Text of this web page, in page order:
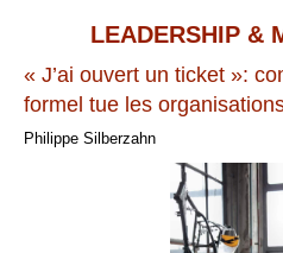
LEADERSHIP &
« J’ai ouvert un ticket »:
formel tue les
Philippe Silberzahn